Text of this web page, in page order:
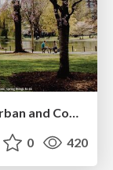
Stewardship and Sustainability of Urban and Community Forests
0 420